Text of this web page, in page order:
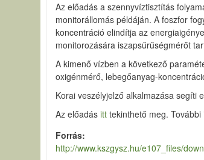
Az előadás a szennyvíztisztítás
monitorállomás példáján. A foszfor
koncentráció elindítja az
monitorozására iszapsűrűségmérőt
A kimenő vízben a következő
oxigénmérő, lebegőanyag-
Korai veszélyjelző alkalmazása segíti
Az előadásitt tekinthető meg.
Forrás
http://www.kszgysz.hu/e107_files/